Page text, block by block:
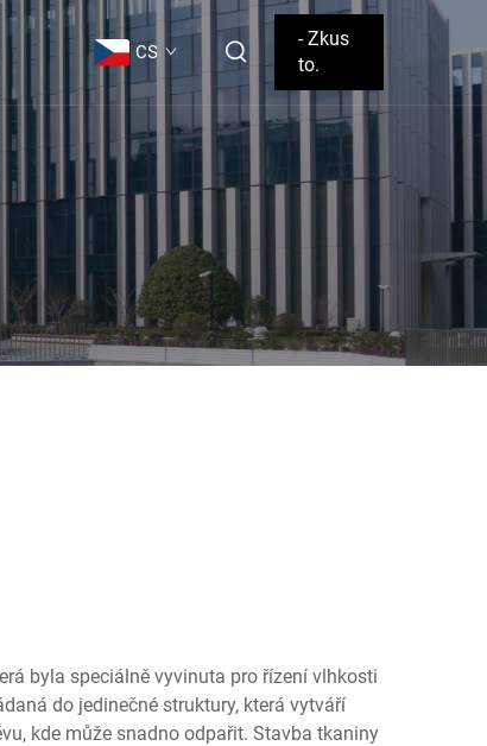
CS
- Zkus
to.
byla speciálně vyvinuta pro řízení vlhkosti
do jedinečné struktury, která vytváří
kde může snadno odpařit. Stavba tkaniny